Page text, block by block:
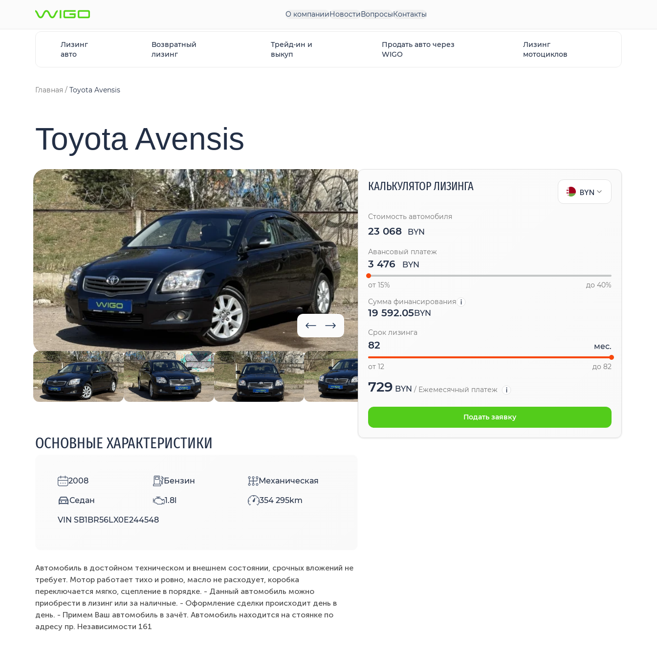
О компанииНовостиВопросыКонтакты
Лизинг
авто
Возвратный
лизинг
Трейд-ин и
выкуп
Продать авто через
WIGO
Лизинг
мотоциклов
Главная Toyota Avensis
Toyota Avensis
ОСНОВНЫЕ ХАРАКТЕРИСТИКИ
2008 Бензин Механическая
Седан 1.8l 354 295km
VIN SB1BR56LX0E244548
Автомобиль в достойном техническом и внешнем состоянии, срочных вложений не
требует. Мотор работает тихо и ровно, масло не расходует, коробка
переключается мягко, сцепление в порядке. - Данный автомобиль можно
приобрести в лизинг или за наличные. - Оформление сделки происходит день в
день. - Примем Ваш автомобиль в зачёт. Автомобиль находится на стоянке по
адресу пр. Независимости 161
КАЛЬКУЛЯТОР ЛИЗИНГА BYN
Стоимость автомобиля
23 068 BYN
Авансовый платеж
BYN
от 15%
до 40%
Сумма финансирования
19 592.05BYN
Срок лизинга
мес.
от 12 до 82
729 BYN / Ежемесячный платеж
Подать заявку